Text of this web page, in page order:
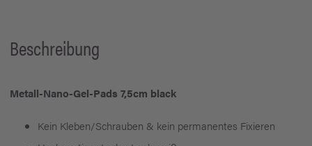
Beschreibung
Metall-Nano-Gel-Pads 7,5cm black
Kein Kleben/Schrauben & kein permanentes Fixieren